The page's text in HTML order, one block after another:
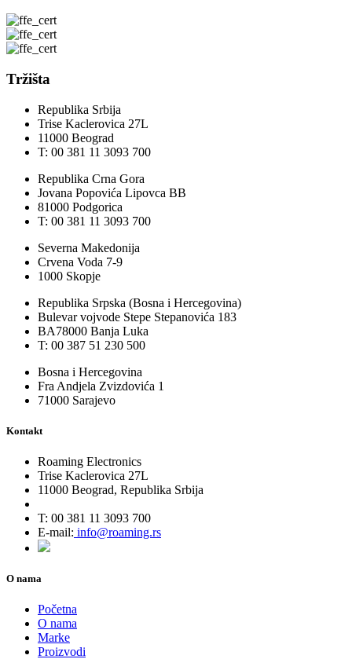
Tržišta
Republika Srbija
Trise Kaclerovica 27L
11000 Beograd
T: 00 381 11 3093 700
Republika Crna Gora
Jovana Popovića Lipovca BB
81000 Podgorica
T: 00 381 11 3093 700
Severna Makedonija
Crvena Voda 7-9
1000 Skopje
Republika Srpska (Bosna i Hercegovina)
Bulevar vojvode Stepe Stepanovića 183
BA78000 Banja Luka
T: 00 387 51 230 500
Bosna i Hercegovina
Fra Andjela Zvizdovića 1
71000 Sarajevo
Kontakt
Roaming Electronics
Trise Kaclerovica 27L
11000 Beograd, Republika Srbija
T: 00 381 11 3093 700
E-mail: info@roaming.rs
O nama
Početna
O nama
Marke
Proizvodi